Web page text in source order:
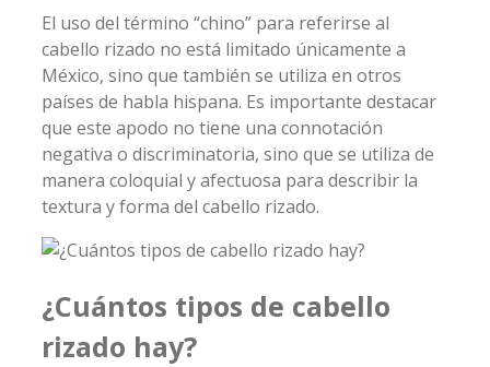
El uso del término “chino” para referirse al
cabello rizado no está limitado únicamente a
México, sino que también se utiliza en otros
países de habla hispana. Es importante destacar
que este apodo no tiene una connotación
negativa o discriminatoria, sino que se utiliza de
manera coloquial y afectuosa para describir la
textura y forma del cabello rizado.
¿Cuántos tipos de cabello
rizado hay?